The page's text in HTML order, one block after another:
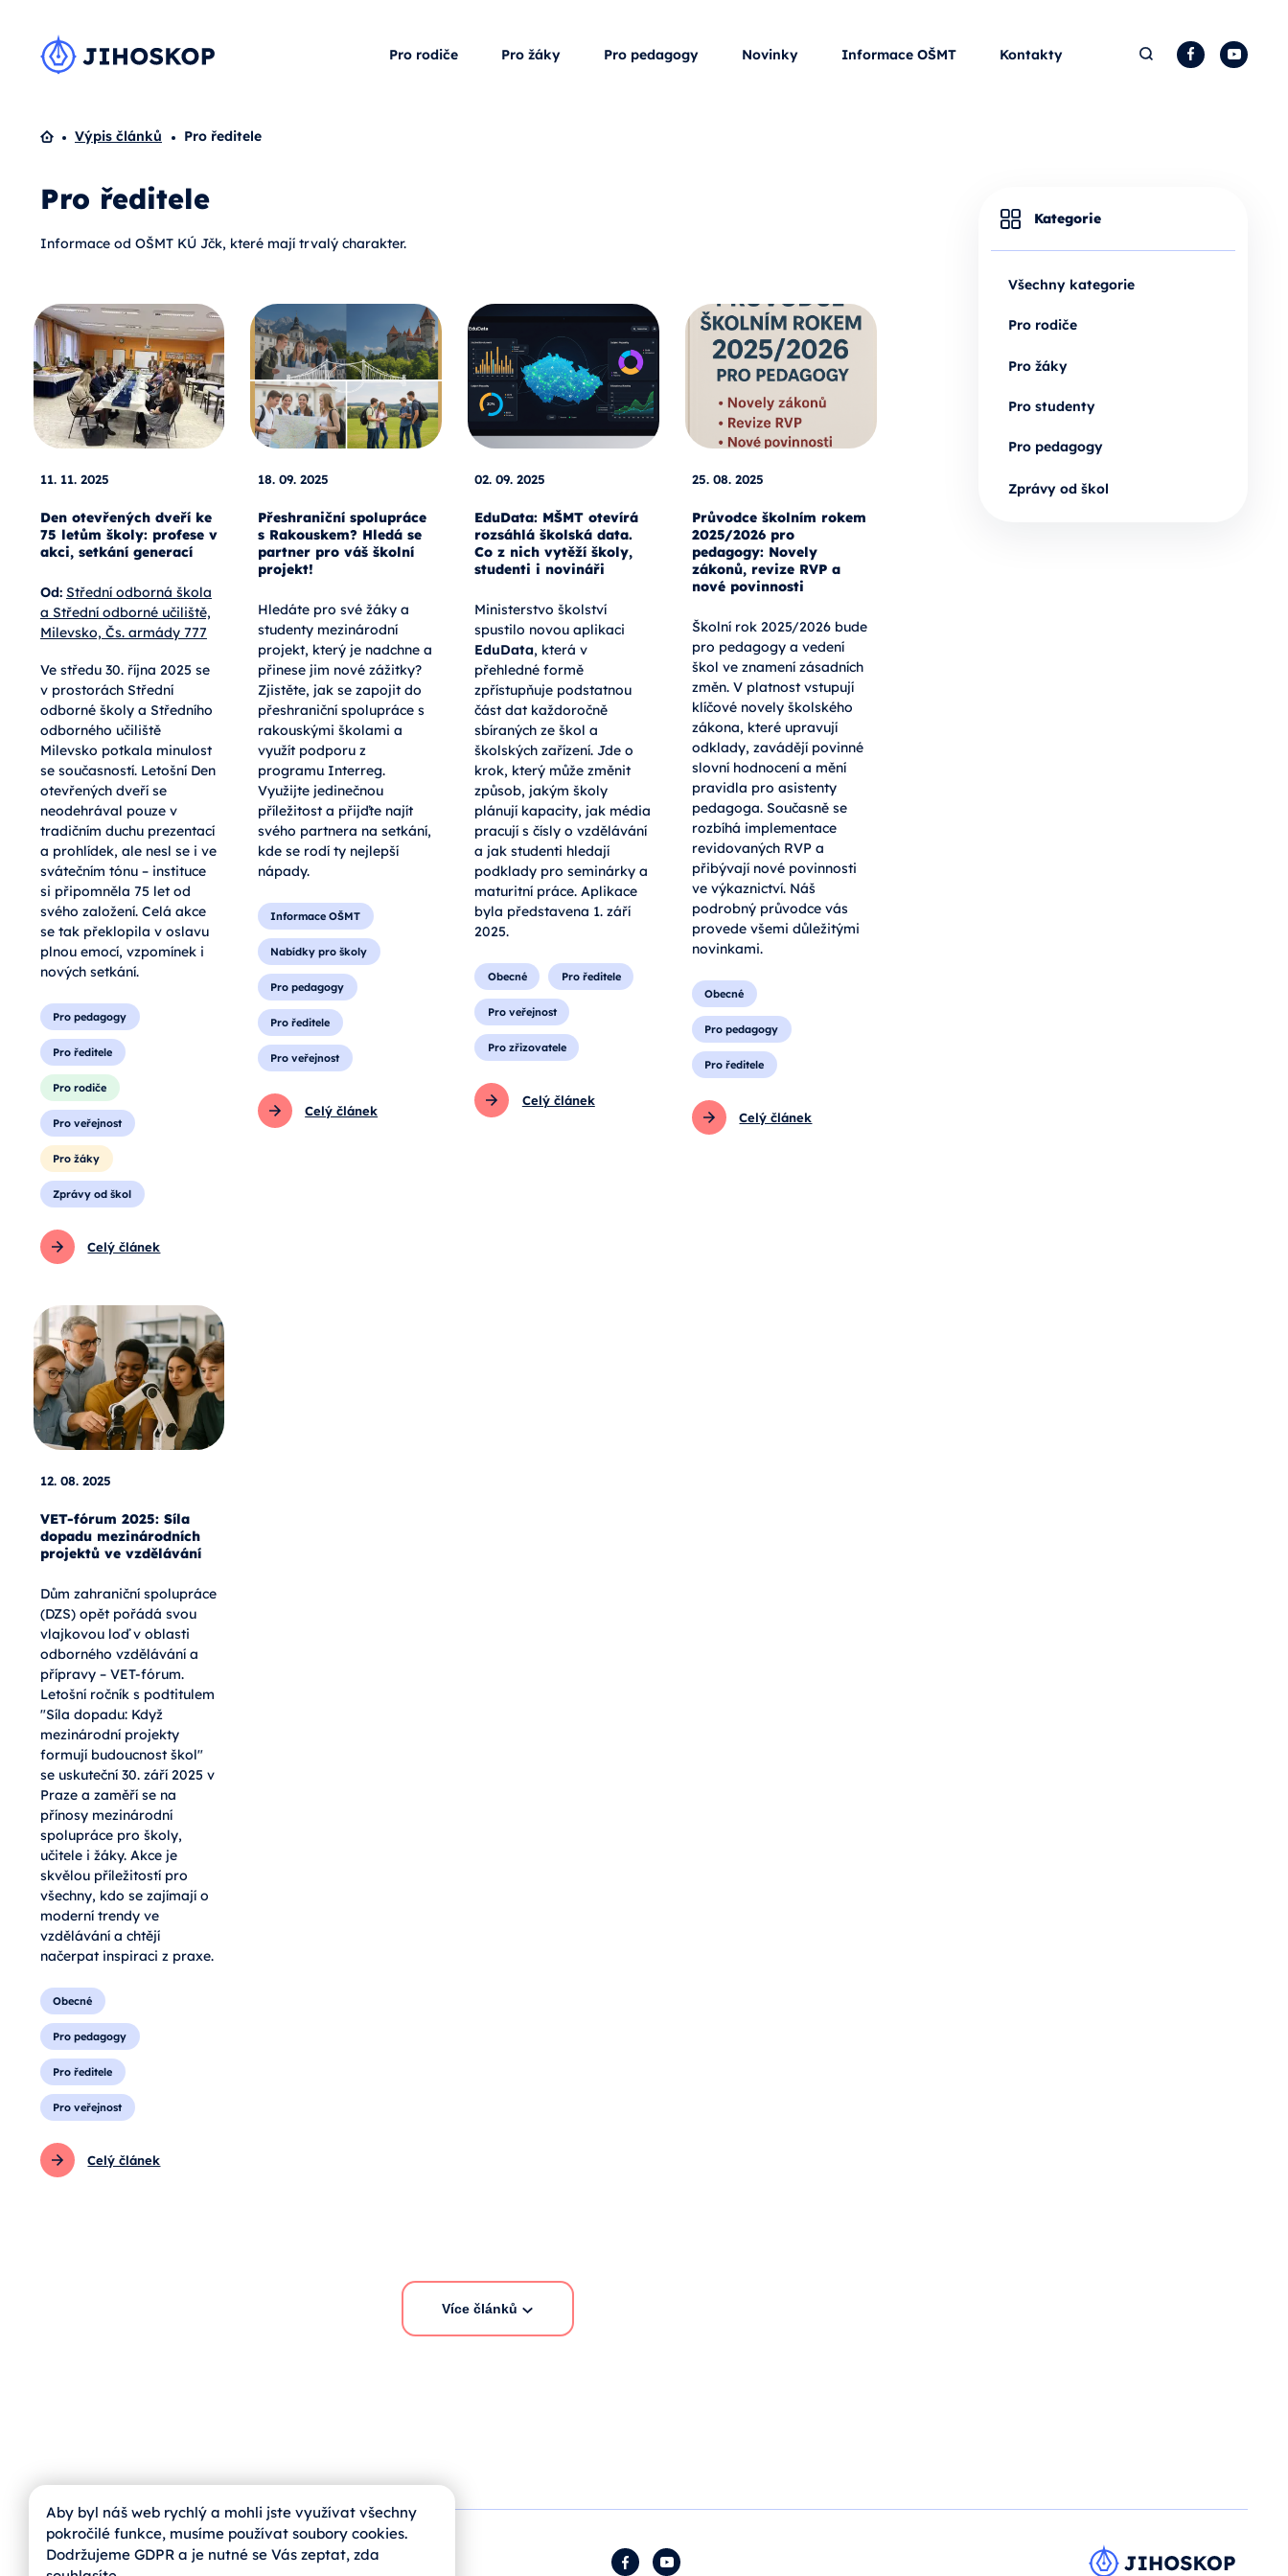
Pro rodiče Pro žáky Pro pedagogy Novinky Informace OŠMT Kontakty Hledat Facebook
Domů
Výpis článků Pro ředitele
Pro ředitele
Informace od OŠMT KÚ Jčk, které mají trvalý charakter.
11. 11. 2025
Den otevřených dveří ke
75 letům školy: profese v
akci, setkání generací
Od: Střední odborná škola
a Střední odborné učiliště,
Milevsko, Čs. armády 777
Ve středu 30. října 2025 se
v prostorách Střední
odborné školy a Středního
odborného učiliště
Milevsko potkala minulost
se současností. Letošní Den
otevřených dveří se
neodehrával pouze v
tradičním duchu prezentací
a prohlídek, ale nesl se i ve
svátečním tónu – instituce
si připomněla 75 let od
svého založení. Celá akce
se tak překlopila v oslavu
plnou emocí, vzpomínek i
nových setkání.
Pro pedagogy
Pro ředitele
Pro rodiče
Pro veřejnost
Pro žáky
Zprávy od škol
Celý článek
18. 09. 2025
Přeshraniční spolupráce
s Rakouskem? Hledá se
partner pro váš školní
projekt!
Hledáte pro své žáky a
studenty mezinárodní
projekt, který je nadchne a
přinese jim nové zážitky?
Zjistěte, jak se zapojit do
přeshraniční spolupráce s
rakouskými školami a
využít podporu z
programu Interreg.
Využijte jedinečnou
příležitost a přijďte najít
svého partnera na setkání,
kde se rodí ty nejlepší
nápady.
Informace OŠMT
Nabídky pro školy
Pro pedagogy
Pro ředitele
Pro veřejnost
Celý článek
02. 09. 2025
EduData: MŠMT otevírá
rozsáhlá školská data.
Co z nich vytěží školy,
studenti i novináři
Ministerstvo školství
spustilo novou aplikaci
EduData, která v
přehledné formě
zpřístupňuje podstatnou
část dat každoročně
sbíraných ze škol a
školských zařízení. Jde o
krok, který může změnit
způsob, jakým školy
plánují kapacity, jak média
pracují s čísly o vzdělávání
a jak studenti hledají
podklady pro seminárky a
maturitní práce. Aplikace
byla představena 1. září
2025.
Obecné Pro ředitele
Pro veřejnost
Pro zřizovatele
Celý článek
25. 08. 2025
Průvodce školním rokem
2025/2026 pro
pedagogy: Novely
zákonů, revize RVP a
nové povinnosti
Školní rok 2025/2026 bude
pro pedagogy a vedení
škol ve znamení zásadních
změn. V platnost vstupují
klíčové novely školského
zákona, které upravují
odklady, zavádějí povinné
slovní hodnocení a mění
pravidla pro asistenty
pedagoga. Současně se
rozbíhá implementace
revidovaných RVP a
přibývají nové povinnosti
ve výkaznictví. Náš
podrobný průvodce vás
provede všemi důležitými
novinkami.
Obecné
Pro pedagogy
Pro ředitele
Celý článek
12. 08. 2025
VET-fórum 2025: Síla
dopadu mezinárodních
projektů ve vzdělávání
Dům zahraniční spolupráce
(DZS) opět pořádá svou
vlajkovou loď v oblasti
odborného vzdělávání a
přípravy – VET-fórum.
Letošní ročník s podtitulem
"Síla dopadu: Když
mezinárodní projekty
formují budoucnost škol"
se uskuteční 30. září 2025 v
Praze a zaměří se na
přínosy mezinárodní
spolupráce pro školy,
učitele i žáky. Akce je
skvělou příležitostí pro
všechny, kdo se zajímají o
moderní trendy ve
vzdělávání a chtějí
načerpat inspiraci z praxe.
Obecné
Pro pedagogy
Pro ředitele
Pro veřejnost
Celý článek
Více článků
Kategorie
Všechny kategorie
Pro rodiče
Pro žáky
Pro studenty
Pro pedagogy
Zprávy od škol
jihoskop@zvas.eu FacebookYouTube
Aby byl náš web rychlý a mohli jste využívat všechny
pokročilé funkce, musíme používat soubory cookies.
Dodržujeme GDPR a je nutné se Vás zeptat, zda